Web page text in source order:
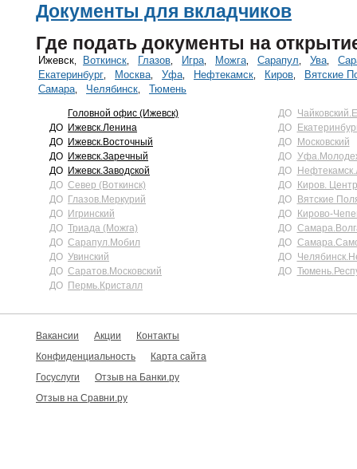
Документы для вкладчиков
Где подать документы на
Ижевск Воткинск Глазов Игра Можга Сарапул Ува
Екатеринбург
Москва Уфа Нефтекамск Киров
Вятские
Самара
Челябинск Тюмень
Головной офис (Ижевск)
ДО Ижевск.Ленина
ДО Ижевск.Восточный
ДО Ижевск.Заречный
ДО Ижевск.Заводской
ДО Север (Воткинск)
ДО Глазов.Меркурий
ДО Игринский
ДО Триада (Можга)
ДО Сарапул.Мобил
ДО Увинский
ДО Саратов.Московский
ДО Пермь.Кристалл
ДО
ДО
ДО
Московский
ДО
ДО
ДО
Киров. Центр
ДО
Вятские
ДО
Кирово-
ДО
ДО
ДО
ДО
Вакансии Акции
Контакты
Конфиденциальность
Карта сайта
Госуслуги
Отзыв на Банки.ру
Отзыв на Сравни.ру